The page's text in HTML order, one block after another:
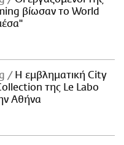
βίωσαν το World
Η εμβληματική City
της Le Labo
Αθήνα